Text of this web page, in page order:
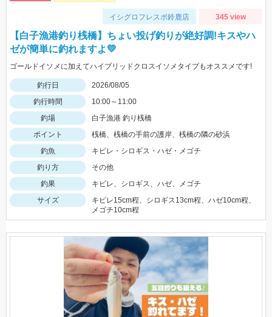
イシグロフレスポ鈴鹿店 345 view
【白子漁港釣り桟橋】ちょい投げ釣りが絶好調!キスやハ
ゼが簡単に釣れますよ💛
ゴールドイソメに加えてハイブリッドクロスイソメタイプもオススメです!
釣行日
2026/08/05
釣行時間
10:00～11:00
釣場
白子漁港 釣り桟橋
ポイント
桟橋、桟橋の手前の護岸、桟橋の隣の砂浜
釣魚
キビレ・シロギス・ハゼ・メゴチ
釣り方
その他
釣果
キビレ、シロギス、ハゼ、メゴチ
サイズ
キビレ15cm程、シロギス13cm程、ハゼ10cm程、
メゴチ10cm程